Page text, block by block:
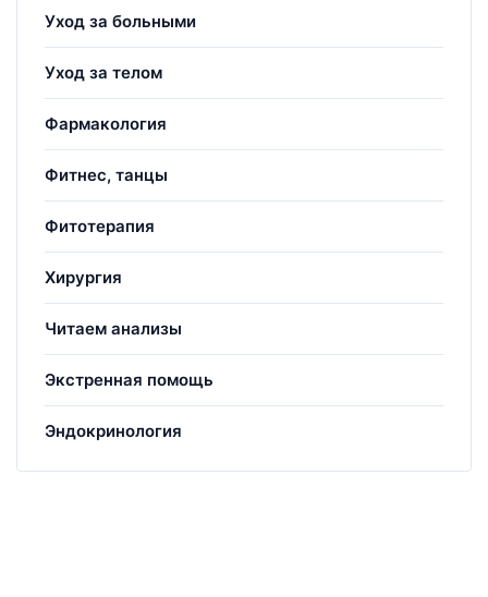
Уход за больными
Уход за телом
Фармакология
Фитнес, танцы
Фитотерапия
Хирургия
Читаем анализы
Экстренная помощь
Эндокринология